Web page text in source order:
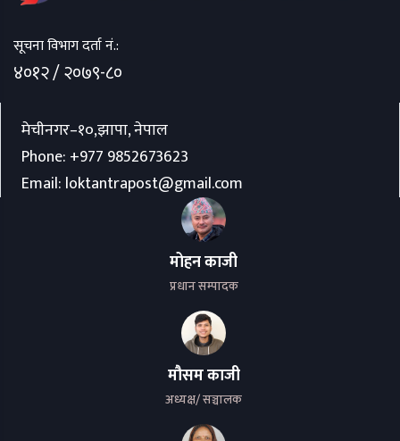
सूचना विभाग दर्ता नं.:
४०१२ / २०७९-८०
मेचीनगर–१०,झापा, नेपाल
Phone: +977 9852673623
Email: loktantrapost@gmail.com
मोहन काजी
प्रधान सम्पादक
मौसम काजी
अध्यक्ष/ सञ्चालक